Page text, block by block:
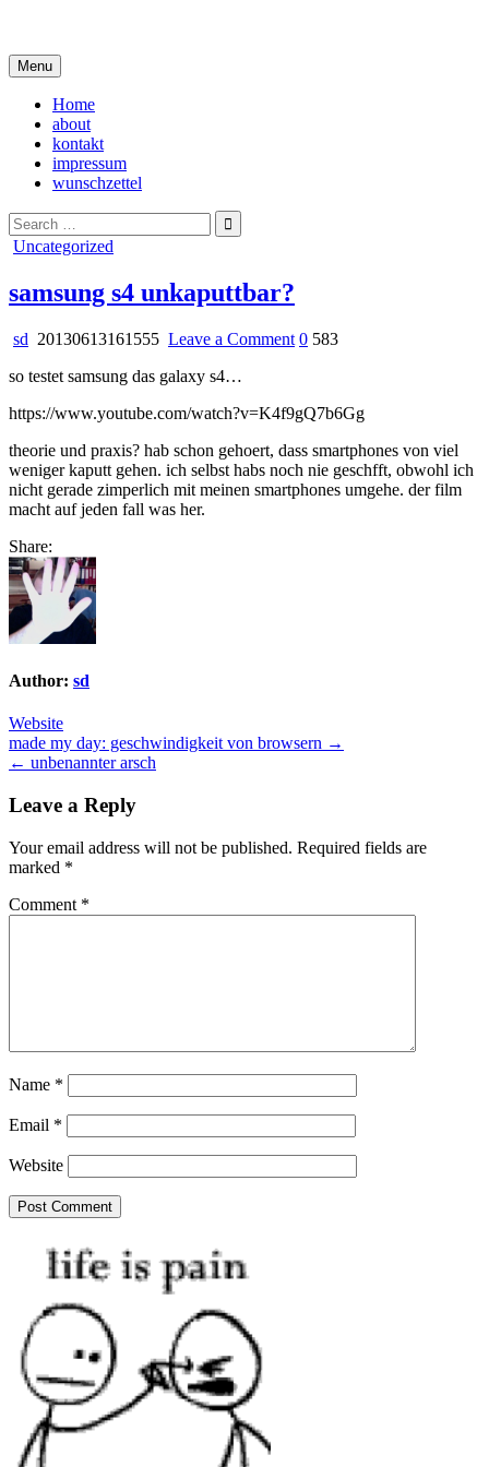
content
Menu
Home
about
kontakt
impressum
wunschzettel
Search
for:
Posted
Uncategorized
samsung s4 unkaputtbar?
sd 20130613161555 Leave a Commenton
0 583
so testet samsung das galaxy s4…
https://www.youtube.com/watch?v=K4f9gQ7b6Gg
theorie und praxis? hab schon gehoert, dass smartphones von viel
weniger kaputt gehen. ich selbst habs noch nie geschfft, obwohl ich
nicht gerade zimperlich mit meinen smartphones umgehe. der film
macht auf jeden fall was her.
Share:
Author: sd
Website
Post
navigation
made my day: geschwindigkeit von browsern →
← unbenannter arsch
Leave a Reply
Your email address will not be published. Required fields are
marked *
Comment *
Name *
Email *
Website